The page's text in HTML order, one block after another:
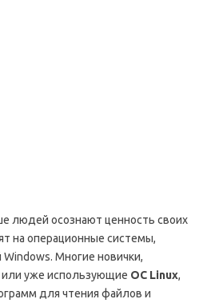
людей осознают ценность своих
на операционные системы,
Многие новички,
уже использующие ОС Linux,
для чтения файлов и